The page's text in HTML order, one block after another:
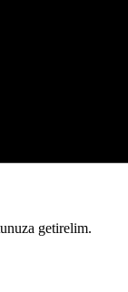
getirelim.